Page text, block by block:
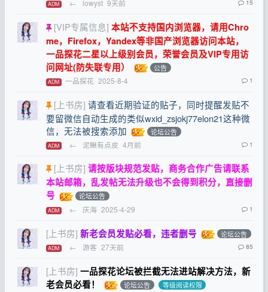
ADM ← lowyst 9天前 15
[VIP专属信息] 本站不支持国内浏览器，请用Chro
me，Firefox，Yandex等非国产浏览器访问本站，
一品探花二星以上级别会员，荣誉会员及VIP专用访
问网址(防失联专用）
公告
ADM 一品探花 2025-8-4 1
[上书房] 请查看近期验证的贴子，同时提醒发贴不
要留微信自动生成的类似wxid_zsjokj77elon21这种微
信，无法被搜索添加
论坛公告
ADM ← 泥鳅有点皮 4月前 1
[上书房] 请按版块规范发贴，商务合作广告请联系
本站邮箱，乱发帖无法升级也不会得到积分，直接删
号
论坛公告
ADM ← 庆海 2025-4-29 1
[上书房] 新老会员发贴必看，违者删号 论坛公告
ADM ← 游客 27天前 85
[上书房] 一品探花论坛被拦截无法进站解决方法，新
老会员必看！
论坛公告 等级阅读权限